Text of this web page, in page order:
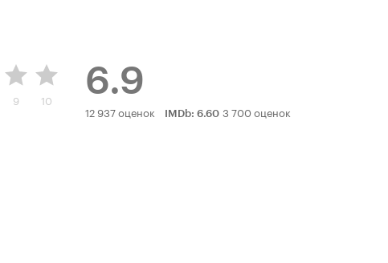
9 10
6.9
Рейтинг
12 937 оценок IMDb: 6.60 3 700 оценок